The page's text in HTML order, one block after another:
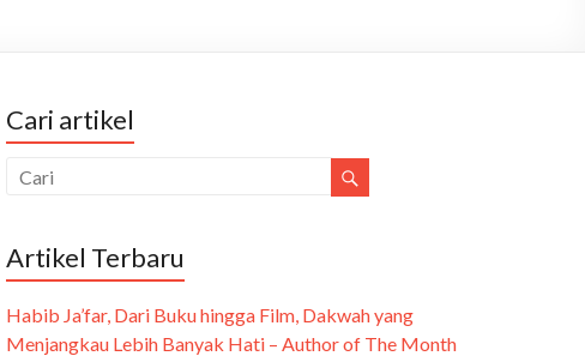
Cari artikel
Artikel Terbaru
Habib Ja’far, Dari Buku hingga Film, Dakwah yang
Menjangkau Lebih Banyak Hati – Author of The Month